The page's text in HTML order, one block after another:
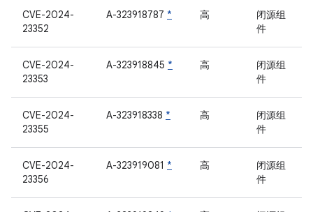
CVE-2024-
23352
A-323918787 * 高
闭源组
件
CVE-2024-
23353
A-323918845 * 高
闭源组
件
CVE-2024-
23355
A-323918338 * 高
闭源组
件
CVE-2024-
23356
A-323919081 * 高
闭源组
件